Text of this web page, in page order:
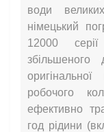
води
німецький
12000
збільшеного
оригінальної
робочого
ефективно
год рідини